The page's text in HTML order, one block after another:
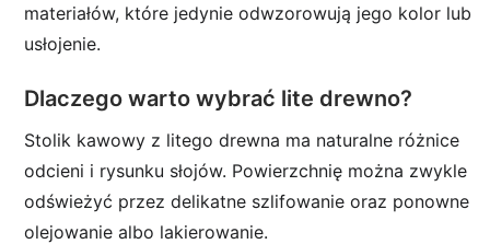
materiałów, które jedynie odwzorowują jego kolor lub
usłojenie.
Dlaczego warto wybrać lite drewno?
Stolik kawowy z litego drewna ma naturalne różnice
odcieni i rysunku słojów. Powierzchnię można zwykle
odświeżyć przez delikatne szlifowanie oraz ponowne
olejowanie albo lakierowanie.